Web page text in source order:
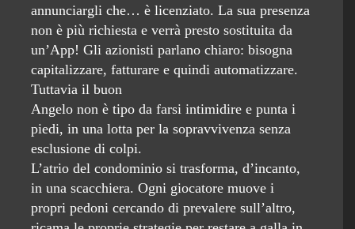
annunciargli che… è licenziato. La sua presenza
non è più richiesta e verrà presto sostituita da
un’App! Gli azionisti parlano chiaro: bisogna
capitalizzare, fatturare e quindi automatizzare.
Tuttavia il buon
Angelo non è tipo da farsi intimidire e punta i
piedi, in una lotta per la sopravvivenza senza
esclusione di colpi.
L’atrio del condominio si trasforma, d’incanto,
in una scacchiera. Ogni giocatore muove i
propri pedoni cercando di prevalere sull’altro,